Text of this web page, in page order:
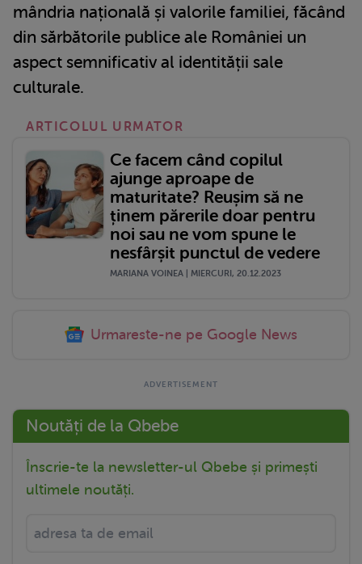
mândria națională și valorile familiei, făcând
din sărbătorile publice ale României un
aspect semnificativ al identității sale
culturale.
ARTICOLUL URMATOR
Ce facem când copilul
ajunge aproape de
maturitate? Reușim să ne
ținem părerile doar pentru
noi sau ne vom spune le
nesfârșit punctul de vedere
MARIANA VOINEA | MIERCURI, 20.12.2023
Urmareste-ne pe Google News
Noutăți de la Qbebe
Înscrie-te la newsletter-ul Qbebe și primești
ultimele noutăți.